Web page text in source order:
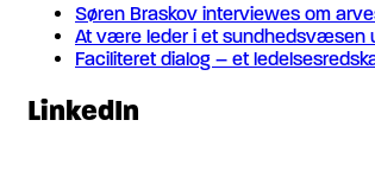
Søren Braskov interviewes om
At være leder i et sundhedsvæsen
Faciliteret dialog – et
LinkedIn